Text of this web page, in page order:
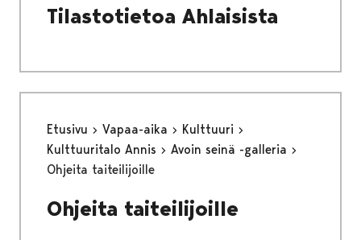
Tilastotietoa Ahlaisista
Etusivu Vapaa-aika
Kulttuuri
Kulttuuritalo Annis
Avoin seinä -galleria
Ohjeita taiteilijoille
Ohjeita taiteilijoille